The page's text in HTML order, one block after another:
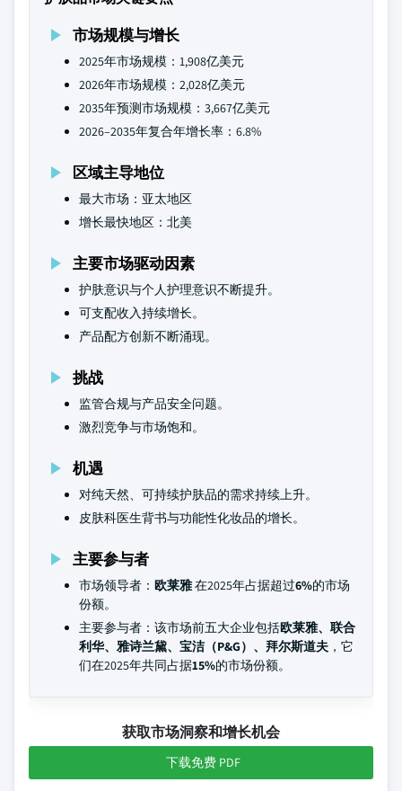
市场规模与增长
2025年市场规模：1,908亿美元
2026年市场规模：2,028亿美元
2035年预测市场规模：3,667亿美元
2026–2035年复合年增长率：6.8%
区域主导地位
最大市场：亚太地区
增长最快地区：北美
主要市场驱动因素
护肤意识与个人护理意识不断提升。
可支配收入持续增长。
产品配方创新不断涌现。
挑战
监管合规与产品安全问题。
激烈竞争与市场饱和。
机遇
对纯天然、可持续护肤品的需求持续上升。
皮肤科医生背书与功能性化妆品的增长。
主要参与者
市场领导者： 欧莱雅在2025年占据超过6%的市场
份额。
主要参与者：该市场前五大企业包括欧莱雅、联合
利华、雅诗兰黛、宝洁（P&G）、拜尔斯道夫 ，它
们在2025年共同占据15%的市场份额。
获取市场洞察和增长机会
下载免费 PDF